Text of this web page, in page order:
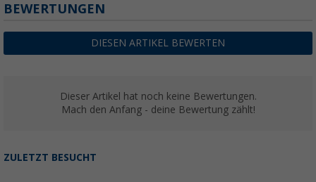
BEWERTUNGEN
DIESEN ARTIKEL BEWERTEN
Dieser Artikel hat noch keine Bewertungen.
Mach den Anfang - deine Bewertung zählt!
ZULETZT BESUCHT